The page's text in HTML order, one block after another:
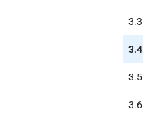
3.3
3.4
3.5
3.6